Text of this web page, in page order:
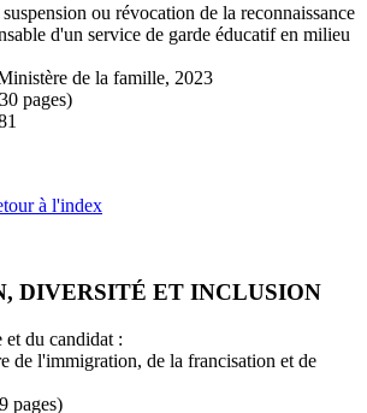
ou révocation de la reconnaissance
d'un service de garde éducatif en milieu
de la famille, 2023
pages)
à l'index
DIVERSITÉ ET INCLUSION
et du candidat :
de l'immigration, de la francisation et de
pages)